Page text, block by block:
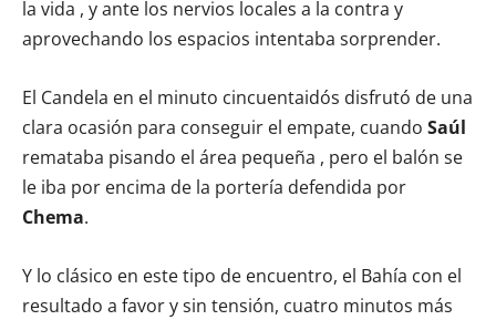
la vida , y ante los nervios locales a la contra y
aprovechando los espacios intentaba sorprender.
El Candela en el minuto cincuentaidós disfrutó de una
clara ocasión para conseguir el empate, cuando Saúl
remataba pisando el área pequeña , pero el balón se
le iba por encima de la portería defendida por
Chema.
Y lo clásico en este tipo de encuentro, el Bahía con el
resultado a favor y sin tensión, cuatro minutos más